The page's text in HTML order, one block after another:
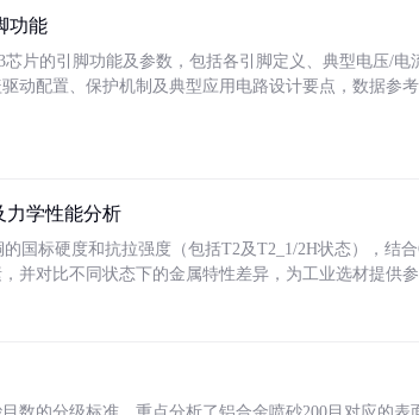
功能
芯片的引脚功能及参数，包括各引脚定义、典型电压/
动配置、保护机制及典型应用电路设计要点，数据参
力学性能分析
国标硬度和抗拉强度（包括T2及T2_1/2H状态），结
并对比不同状态下的金属特性差异，为工业选材提供参